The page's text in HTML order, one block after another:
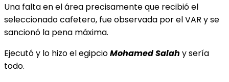
Una falta en el área precisamente que recibió el
seleccionado cafetero, fue observada por el VAR y se
sancionó la pena máxima.
Ejecutó y lo hizo el egipcioMohamed Salah y sería
todo.